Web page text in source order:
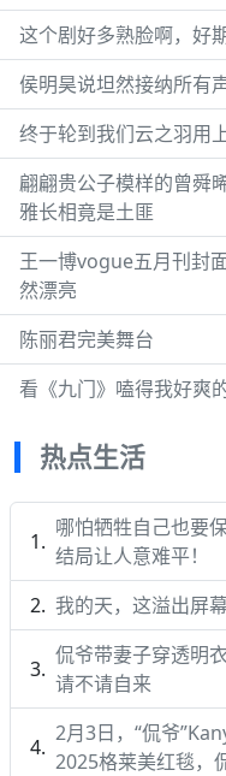
这个剧好多熟脸啊，好
侯明昊说坦然接纳所有
终于轮到我们云之羽用
翩翩贵公子模样的曾舜
雅长相竟是土匪
王一博vogue五月刊封
然漂亮
陈丽君完美舞台
看《九门》嗑得我好爽的
热点生活
哪怕牺牲自己也要
结局让人意难平！
我的天，这溢出屏
侃爷带妻子穿透明
请不请自来
2月3日，“侃爷
2025格莱美红毯，